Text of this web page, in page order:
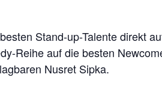
Stand-up-Talente direkt
Reihe auf die besten
Nusret Sipka.